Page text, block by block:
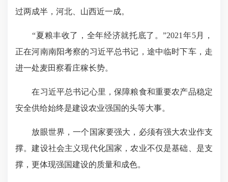
过两成半，河北、山西近一成。
“夏粮丰收了，全年经济就托底了。”2021年5月，
正在河南南阳考察的习近平总书记，途中临时下车，走
进一处麦田察看庄稼长势。
在习近平总书记心里，保障粮食和重要农产品稳定
安全供给始终是建设农业强国的头等大事。
放眼世界，一个国家要强大，必须有强大农业作支
撑。建设社会主义现代化国家，农业不仅是基础、是支
撑，更体现强国建设的质量和成色。